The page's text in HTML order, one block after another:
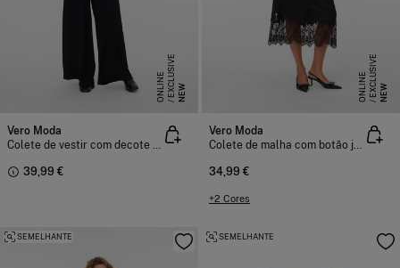
NEW
E
X
C
L
US
I
V
E
O
N
L
I
N
E
Vero Moda
Colete de vestir com decote em bico
39,99 €
NEW
E
X
C
L
US
I
V
E
O
N
L
I
N
E
Vero Moda
Colete de malha com botão joia
34,99 €
+2 Cores
SEMELHANTE SEMELHANTE